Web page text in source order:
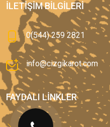
İLETIŞIM BILGILERI
0(544) 259 2821
info@cizgikarot.com
FAYDALI LINKLER